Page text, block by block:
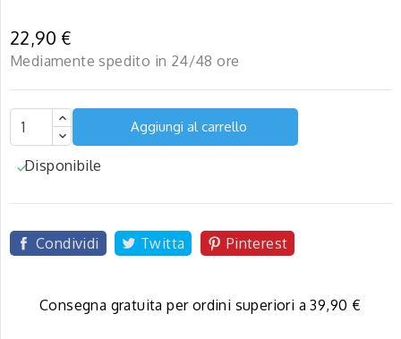
22,90 €
Mediamente spedito in 24/48 ore
Aggiungi al carrello
Disponibile
Condividi Twitta Pinterest
Consegna gratuita per ordini superiori a 39,90 €